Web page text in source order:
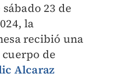
23 de
la
recibió una
de
Alcaraz